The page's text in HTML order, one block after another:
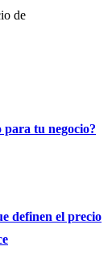
de
para tu negocio?
definen el precio